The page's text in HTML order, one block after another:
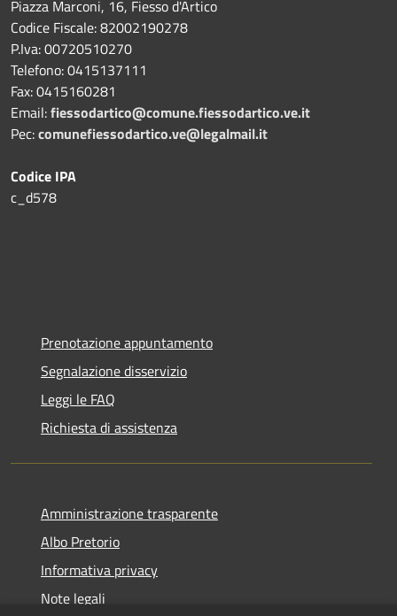
Piazza Marconi, 16, Fiesso d'Artico
Codice Fiscale: 82002190278
P.Iva: 00720510270
Telefono:0415137111
Fax:0415160281
Email:fiessodartico@comune.fiessodartico.ve.it
Pec:comunefiessodartico.ve@legalmail.it
Codice IPA
c_d578
Prenotazione appuntamento
Segnalazione disservizio
Leggi le FAQ
Richiesta di assistenza
Amministrazione trasparente
Albo Pretorio
Informativa privacy
Note legali